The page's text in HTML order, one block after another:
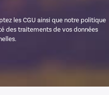
les CGU ainsi que notre politique
des traitements de vos données